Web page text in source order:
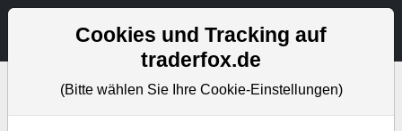
Aktien- und Artikelsuche
Bevorstehende Webinare Alle Aufzeichnungen
Cookies und Tracking auf
traderfox.de
(Bitte wählen Sie Ihre Cookie-Einstellungen)